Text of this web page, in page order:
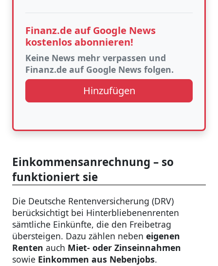
Finanz.de auf Google News
kostenlos abonnieren!
Keine News mehr verpassen und
Finanz.de auf Google News folgen.
Hinzufügen
Einkommensanrechnung – so
funktioniert sie
Die Deutsche Rentenversicherung (DRV)
berücksichtigt bei Hinterbliebenenrenten
sämtliche Einkünfte, die den Freibetrag
übersteigen. Dazu zählen neben eigenen
Renten auch Miet- oder Zinseinnahmen
sowie Einkommen aus Nebenjobs.